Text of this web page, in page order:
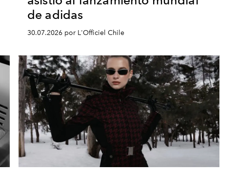
de adidas
30.07.2026 por L'Officiel Chile